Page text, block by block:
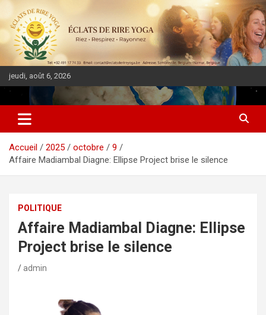
jeudi, août 6, 2026
DIASPORA PULSE
Accueil 2025 octobre
9
Affaire Madiambal Diagne: Ellipse Project brise le silence
POLITIQUE
Affaire Madiambal Diagne: Ellipse
Project brise le silence
admin